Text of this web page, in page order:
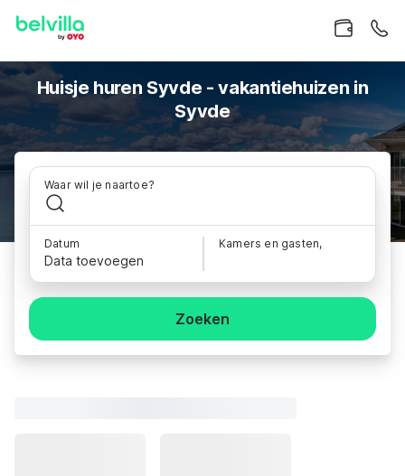
Huisje huren Syvde - vakantiehuizen in
Syvde
Waar wil je naartoe?
Datum
Data toevoegen
Kamers en gasten,
Zoeken